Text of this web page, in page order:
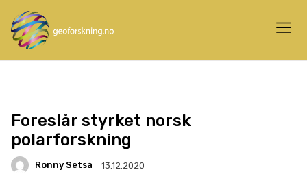
Foreslår styrket norsk
polarforskning
Ronny Setså 13.12.2020